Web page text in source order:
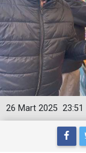
23:51
26 Mart 2025